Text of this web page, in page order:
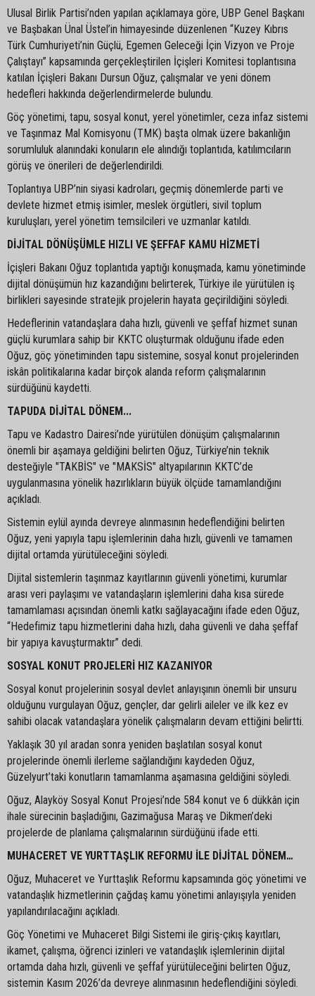
Ulusal Birlik Partisi’nden yapılan açıklamaya göre, UBP Genel Başkanı
ve Başbakan Ünal Üstel’in himayesinde düzenlenen “Kuzey Kıbrıs
Türk Cumhuriyeti’nin Güçlü, Egemen Geleceği İçin Vizyon ve Proje
Çalıştayı” kapsamında gerçekleştirilen İçişleri Komitesi toplantısına
katılan İçişleri Bakanı Dursun Oğuz, çalışmalar ve yeni dönem
hedefleri hakkında değerlendirmelerde bulundu.
Göç yönetimi, tapu, sosyal konut, yerel yönetimler, ceza infaz sistemi
ve Taşınmaz Mal Komisyonu (TMK) başta olmak üzere bakanlığın
sorumluluk alanındaki konuların ele alındığı toplantıda, katılımcıların
görüş ve önerileri de değerlendirildi.
Toplantıya UBP’nin siyasi kadroları, geçmiş dönemlerde parti ve
devlete hizmet etmiş isimler, meslek örgütleri, sivil toplum
kuruluşları, yerel yönetim temsilcileri ve uzmanlar katıldı.
DİJİTAL DÖNÜŞÜMLE HIZLI VE ŞEFFAF KAMU HİZMETİ
İçişleri Bakanı Oğuz toplantıda yaptığı konuşmada, kamu yönetiminde
dijital dönüşümün hız kazandığını belirterek, Türkiye ile yürütülen iş
birlikleri sayesinde stratejik projelerin hayata geçirildiğini söyledi.
Hedeflerinin vatandaşlara daha hızlı, güvenli ve şeffaf hizmet sunan
güçlü kurumlara sahip bir KKTC oluşturmak olduğunu ifade eden
Oğuz, göç yönetiminden tapu sistemine, sosyal konut projelerinden
iskân politikalarına kadar birçok alanda reform çalışmalarının
sürdüğünü kaydetti.
TAPUDA DİJİTAL DÖNEM...
Tapu ve Kadastro Dairesi’nde yürütülen dönüşüm çalışmalarının
önemli bir aşamaya geldiğini belirten Oğuz, Türkiye’nin teknik
desteğiyle "TAKBİS" ve "MAKSİS" altyapılarının KKTC’de
uygulanmasına yönelik hazırlıkların büyük ölçüde tamamlandığını
açıkladı.
Sistemin eylül ayında devreye alınmasının hedeflendiğini belirten
Oğuz, yeni yapıyla tapu işlemlerinin daha hızlı, güvenli ve tamamen
dijital ortamda yürütüleceğini söyledi.
Dijital sistemlerin taşınmaz kayıtlarının güvenli yönetimi, kurumlar
arası veri paylaşımı ve vatandaşların işlemlerini daha kısa sürede
tamamlaması açısından önemli katkı sağlayacağını ifade eden Oğuz,
“Hedefimiz tapu hizmetlerini daha hızlı, daha güvenli ve daha şeffaf
bir yapıya kavuşturmaktır” dedi.
SOSYAL KONUT PROJELERİ HIZ KAZANIYOR
Sosyal konut projelerinin sosyal devlet anlayışının önemli bir unsuru
olduğunu vurgulayan Oğuz, gençler, dar gelirli aileler ve ilk kez ev
sahibi olacak vatandaşlara yönelik çalışmaların devam ettiğini belirtti.
Yaklaşık 30 yıl aradan sonra yeniden başlatılan sosyal konut
projelerinde önemli ilerleme sağlandığını kaydeden Oğuz,
Güzelyurt’taki konutların tamamlanma aşamasına geldiğini söyledi.
Oğuz, Alayköy Sosyal Konut Projesi’nde 584 konut ve 6 dükkân için
ihale sürecinin başladığını, Gazimağusa Maraş ve Dikmen’deki
projelerde de planlama çalışmalarının sürdüğünü ifade etti.
MUHACERET VE YURTTAŞLIK REFORMU İLE DİJİTAL DÖNEM…
Oğuz, Muhaceret ve Yurttaşlık Reformu kapsamında göç yönetimi ve
vatandaşlık hizmetlerinin çağdaş kamu yönetimi anlayışıyla yeniden
yapılandırılacağını açıkladı.
Göç Yönetimi ve Muhaceret Bilgi Sistemi ile giriş-çıkış kayıtları,
ikamet, çalışma, öğrenci izinleri ve vatandaşlık işlemlerinin dijital
ortamda daha hızlı, güvenli ve şeffaf yürütüleceğini belirten Oğuz,
sistemin Kasım 2026’da devreye alınmasının hedeflendiğini söyledi.